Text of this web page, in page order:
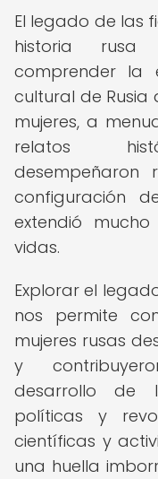
El legado de las
historia rusa
comprender la
cultural de Rusia
mujeres, a
relatos
desempeñaron
configuración
extendió
vidas.
Explorar el
nos permite
mujeres rusas
y
desarrollo de
políticas y
científicas y
una huella